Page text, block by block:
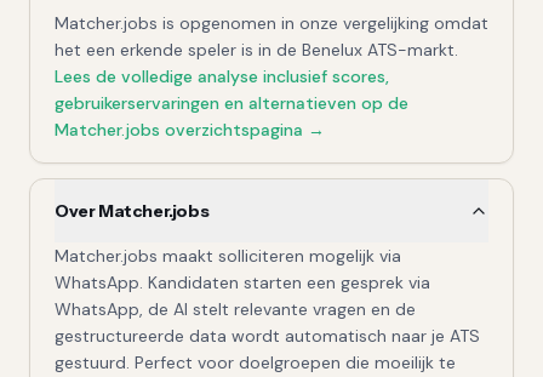
Matcher.jobs is opgenomen in onze vergelijking omdat
het een erkende speler is in de Benelux ATS-markt.
Lees de volledige analyse inclusief scores,
gebruikerservaringen en alternatieven op de
Matcher.jobs overzichtspagina →
Over Matcher.jobs
Matcher.jobs maakt solliciteren mogelijk via
WhatsApp. Kandidaten starten een gesprek via
WhatsApp, de AI stelt relevante vragen en de
gestructureerde data wordt automatisch naar je ATS
gestuurd. Perfect voor doelgroepen die moeilijk te